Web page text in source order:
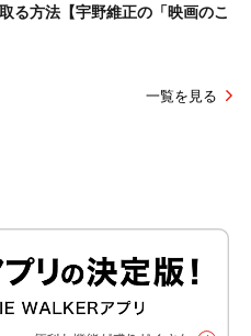
る方法【宇野維正の「映画のこ
一覧を見る